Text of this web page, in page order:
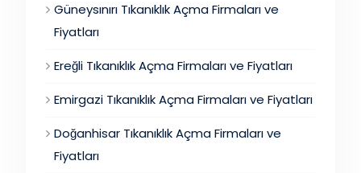
Güneysınırı Tıkanıklık Açma Firmaları ve
Fiyatları
Ereğli Tıkanıklık Açma Firmaları ve Fiyatları
Emirgazi Tıkanıklık Açma Firmaları ve Fiyatları
Doğanhisar Tıkanıklık Açma Firmaları ve
Fiyatları